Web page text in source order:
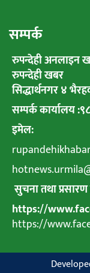
सम्पर्क
रुपन्देही अनलाइन
रुपन्देही खबर
सिद्धार्थनगर ४
सम्पर्क कार्यालय
इमेल:
सुचना तथा प्रसारण
https://
https://